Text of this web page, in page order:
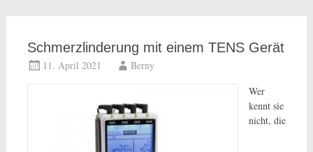
Schmerzlinderung mit einem TENS Gerät
11. April 2021 Berny
Wer
kennt sie
nicht, die